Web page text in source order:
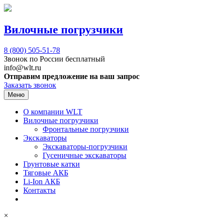
Вилочные погрузчики
8 (800) 505-51-78
Звонок по России бесплатный
info@wlt.ru
Отправим предложение на ваш запрос
Заказать звонок
Меню
О компании WLT
Вилочные погрузчики
Фронтальные погрузчики
Экскаваторы
Экскаваторы-погрузчики
Гусеничные экскаваторы
Грунтовые катки
Тяговые АКБ
Li-Ion АКБ
Контакты
×